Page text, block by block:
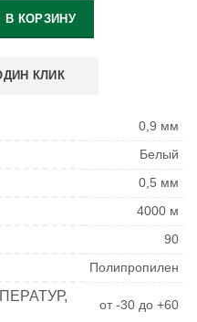
В КОРЗИНУ
КЛИК
0,9 мм
Белый
0,5 мм
4000 м
90
Полипропилен
от -30 до +60